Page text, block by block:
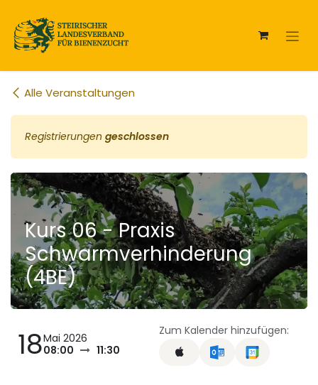
Alle Veranstaltungen
Registrierungen geschlossen
Kurs 06 - Praxis
Schwarmverhinderung
(4BE)
18Mai 2026
08:00
11:30
Zum Kalender hinzufügen: